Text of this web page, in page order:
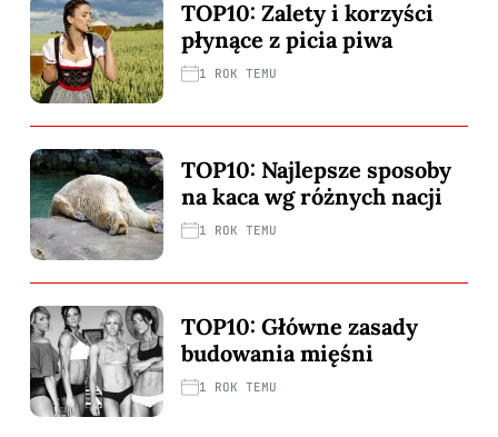
TOP10: Zalety i korzyści
płynące z picia piwa
1 ROK TEMU
TOP10: Najlepsze sposoby
na kaca wg różnych nacji
1 ROK TEMU
TOP10: Główne zasady
budowania mięśni
1 ROK TEMU